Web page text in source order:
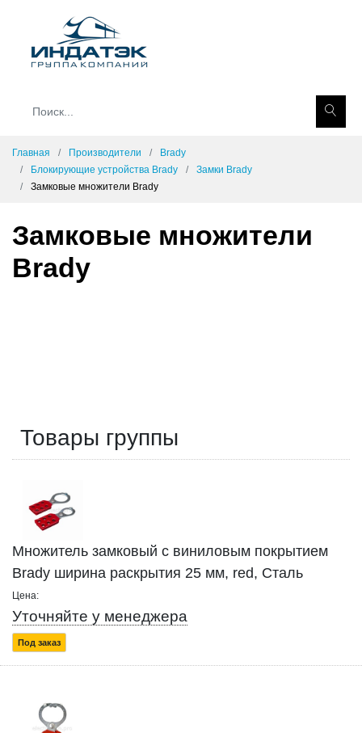
Главная Производители
Brady
Блокирующие устройства Brady
Замки Brady
Замковые множители Brady
Замковые множители
Brady
Товары группы
Множитель замковый с виниловым покрытием
Brady ширина раскрытия 25 мм, red, Сталь
Цена:
Уточняйте у менеджера
Под заказ